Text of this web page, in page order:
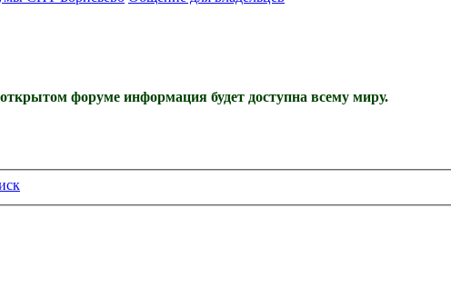
форуме информация будет доступна всему миру.